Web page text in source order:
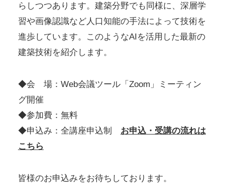
らしつつあります。建築分野でも同様に、深層学
習や画像認識など人口知能の手法によって技術を
進歩しています。このようなAIを活用した最新の
建築技術を紹介します。
◆会 場：Web会議ツール「Zoom」ミーティン
グ開催
◆参加費：無料
◆申込み：全講座申込制 お申込・受講の流れは
こちら
皆様のお申込みをお待ちしております。